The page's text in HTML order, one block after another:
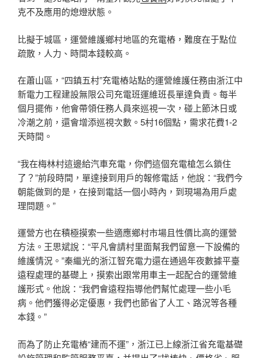
克不及應用的熄燈狀態。
比擬于城區，運營維護鄉村地區的充電樁，難度在于點位
疏散，人力、時間本錢較高。
在蕭山區，“四鎮五村”充電樁站點的運營維護任務由浙江中
新電力工程建設無限公司充電班運維班長單達負責。每半
個月擺佈，他會帶領任務人員來巡視一次，碰上節沐日或
冷潮之前，還會增添巡視次數。5村16個點，需求花費1-2
天時間。
“我在梅林村這邊給汽車充電，你們這個充電槍怎么鎖住
了？”前段時間，單達接到用戶的報修電話，他說：“我們今
朝能做到的是，在接到電話一個小時內，到現場為用戶處
理問題。”
運營方也在積極摸索一些適應鄉村市場且性價比高的運營
方法。王思斌說：“平凡會請村里面幫我們留意一下設備的
維護情況。”秦繼光的浙江智充電力還在通過年夜數據平臺
遠程處理的基礎上，摸索出跟常用車主一起配合的運營維
護形式。他說：“我們會遠程指導他們幫忙處理一些小毛
病。他們獲得必定優惠，我們也節省了人工、路況等各種
本錢。”
而為了防止充電樁“建而不運”，浙江已上線浙江省充電基礎